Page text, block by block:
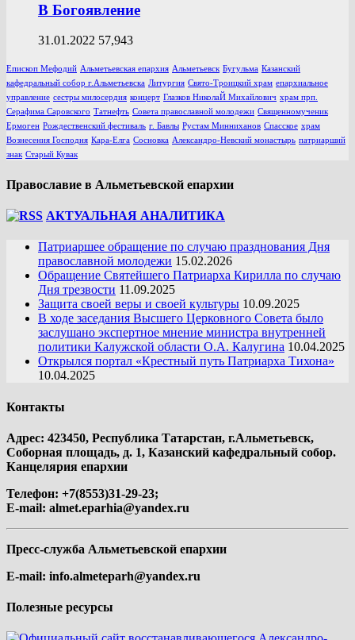
В Богоявление
31.01.2022 57,943
Епископ Мефодий Альметьевская епархия Альметьевск Бугульма Казанский
кафедральный собор г.Альметьевска Литургия Свято-Троицкий храм епархиальное
управление сестры милосердия концерт Глазков НиколаЙ Михайлович храм прп.
Серафима Саровского Татнефть Совета православной молодежи Священномученик
Ермоген Рождественский фестиваль г. Бавлы Рустам Минниханов Спасское храм
Вознесения Господня Кара-Елга Сосновка Александро-Невский монастырь патриарший
знак Старый Кувак
Православие в Альметьевской епархии
АКТУАЛЬНАЯ АНАЛИТИКА
Патриаршее обращение по случаю празднования Дня
православной молодежи 15.02.2026
Обращение Святейшего Патриарха Кирилла по случаю
Дня трезвости 11.09.2025
Защита своей веры и своей культуры 10.09.2025
В ходе заседания Высшего Церковного Совета было
заслушано экспертное мнение министра внутренней
политики Калужской области О.А. Калугина 10.04.2025
Открылся портал «Крестный путь Патриарха Тихона»
10.04.2025
Контакты
Адрес: 423450, Республика Татарстан, г.Альметьевск,
Соборная площадь, д. 1, Казанский кафедральный собор.
Канцелярия епархии
Телефон: +7(8553)31-29-23;
E-mail: almet.eparhia@yandex.ru
Пресс-служба Альметьевской епархии
E-mail: info.almeteparh@yandex.ru
Полезные ресурсы